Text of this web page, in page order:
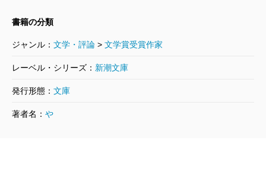
書籍の分類
ジャンル： 文学・評論 > 文学賞受賞作家
レーベル・シリーズ： 新潮文庫
発行形態： 文庫
著者名： や